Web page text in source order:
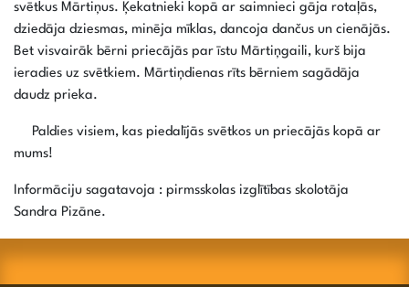
svētkus Mārtiņus. Ķekatnieki kopā ar saimnieci gāja rotaļās,
dziedāja dziesmas, minēja mīklas, dancoja dančus un cienājās.
Bet visvairāk bērni priecājās par īstu Mārtiņgaili, kurš bija
ieradies uz svētkiem. Mārtiņdienas rīts bērniem sagādāja
daudz prieka.
Paldies visiem, kas piedalījās svētkos un priecājās kopā ar
mums!
Informāciju sagatavoja : pirmsskolas izglītības skolotāja
Sandra Pizāne.